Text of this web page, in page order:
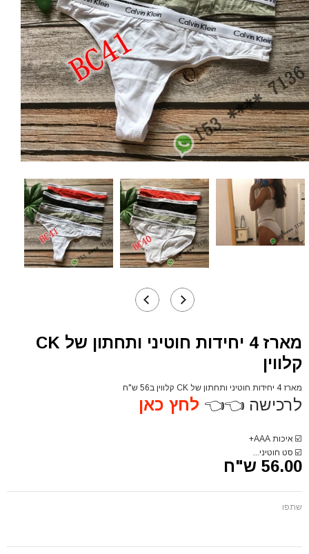
מארז 4 יחידות חוטיני ותחתון של CK
קלווין
מארז 4 יחידות חוטיני ותחתון של CK קלווין ב56 ש"ח
לרכישה 👈👈 לחץ כאן
☑️ איכות AAA+
☑️ סט חוטיני...
56.00 ש"ח
שתפו